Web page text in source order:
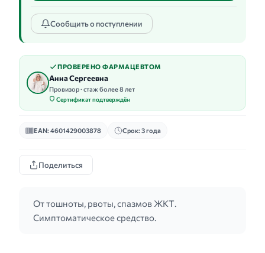
Сообщить о поступлении
ПРОВЕРЕНО ФАРМАЦЕВТОМ
Анна Сергеевна
Провизор · стаж более 8 лет
Сертификат подтверждён
EAN: 4601429003878 Срок: 3 года
Поделиться
От тошноты, рвоты, спазмов ЖКТ.
Симптоматическое средство.